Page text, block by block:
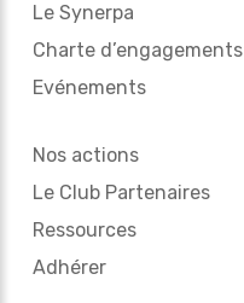
Le Synerpa
Charte d’engagements
Evénements
Nos actions
Le Club Partenaires
Ressources
Adhérer